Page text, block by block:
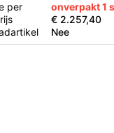
per
onverpakt 1
€ 2.257,40
Nee